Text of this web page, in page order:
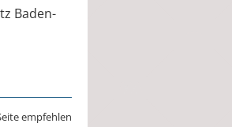
Baden-
empfehlen